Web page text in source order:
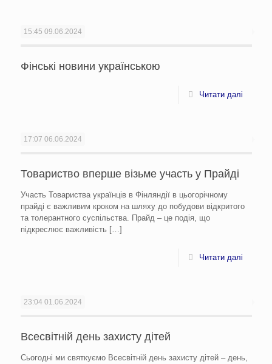
15:45 09.06.2024
Фінські новини українською
Читати далі
17:07 06.06.2024
Товариство вперше візьме участь у Прайді
Участь Товариства українців в Фінляндії в цьогорічному
прайді є важливим кроком на шляху до побудови відкритого
та толерантного суспільства. Прайд – це подія, що
підкреслює важливість […]
Читати далі
23:04 01.06.2024
Всесвітній день захисту дітей
Сьогодні ми святкуємо Всесвітній день захисту дітей – день,